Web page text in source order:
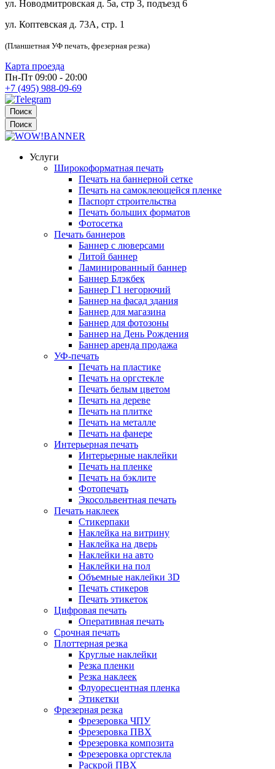
ул. Новодмитровская д. 5а, стр 3, подъезд 6
ул. Коптевская д. 73А, стр. 1
(Планшетная УФ печать, фрезерная резка)
Карта проезда
Пн-Пт 09:00 - 20:00
+7 (495) 988-09-69
Поиск
Поиск
Услуги
Широкоформатная печать
Печать на баннерной сетке
Печать на самоклеющейся пленке
Паспорт строительства
Печать больших форматов
Фотосетка
Печать баннеров
Баннер с люверсами
Литой баннер
Ламинированный баннер
Баннер Блэкбек
Баннер Г1 негорючий
Баннер на фасад здания
Баннер для магазина
Баннер для фотозоны
Баннер на День Рождения
Баннер аренда продажа
УФ-печать
Печать на пластике
Печать на оргстекле
Печать белым цветом
Печать на дереве
Печать на плитке
Печать на металле
Печать на фанере
Интерьерная печать
Интерьерные наклейки
Печать на пленке
Печать на бэклите
Фотопечать
Экосольвентная печать
Печать наклеек
Стикерпаки
Наклейка на витрину
Наклейка на дверь
Наклейки на авто
Наклейки на пол
Объемные наклейки 3D
Печать стикеров
Печать этикеток
Цифровая печать
Оперативная печать
Срочная печать
Плоттерная резка
Круглые наклейки
Резка пленки
Резка наклеек
Флуоресцентная пленка
Этикетки
Фрезерная резка
Фрезеровка ЧПУ
Фрезеровка ПВХ
Фрезеровка композита
Фрезеровка оргстекла
Раскрой ПВХ